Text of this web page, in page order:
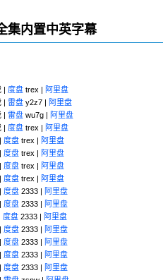
集内置中英字幕
| 度盘 trex | 阿里盘
| 雷盘 y2z7 | 阿里盘
| 雷盘 wu7g | 阿里盘
| 度盘 trex | 阿里盘
度盘 trex | 阿里盘
度盘 trex | 阿里盘
度盘 trex | 阿里盘
度盘 trex | 阿里盘
度盘 2333 | 阿里盘
度盘 2333 | 阿里盘
度盘 2333 | 阿里盘
度盘 2333 | 阿里盘
度盘 2333 | 阿里盘
度盘 2333 | 阿里盘
度盘 2333 | 阿里盘